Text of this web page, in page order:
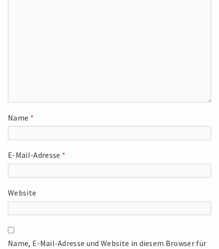
Name *
E-Mail-Adresse *
Website
Name, E-Mail-Adresse und Website in diesem Browser für